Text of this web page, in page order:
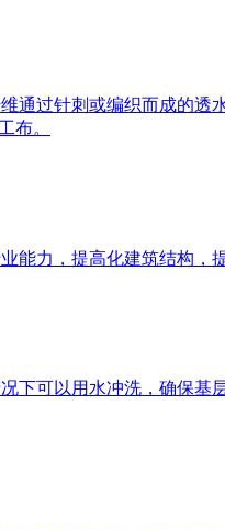
通过针刺或编织而成的
布。
能力，提高化建筑结构，
可以用水冲洗，确保